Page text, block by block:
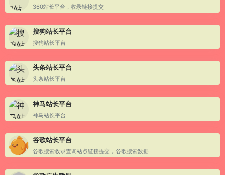
360站长平台，收录链接提交
搜狗站长平台
搜狗站长平台
头条站长平台
头条站长平台
神马站长平台
神马站长平台
谷歌站长平台
谷歌搜索收录查询站点链接提交，谷歌搜索数据